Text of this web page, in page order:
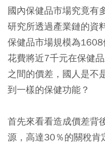
國內保健品市場究竟有
研究所透過產業鏈的資
保健品市場規模為
花費將近7千元在保健
之間的價差，國人是不
到一樣的保健功能？
首先來看看造成價差背
源，高達30％的關稅肯